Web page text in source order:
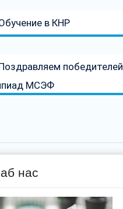
Previous
post:
в КНР
победителей
МСЭФ
аб нас